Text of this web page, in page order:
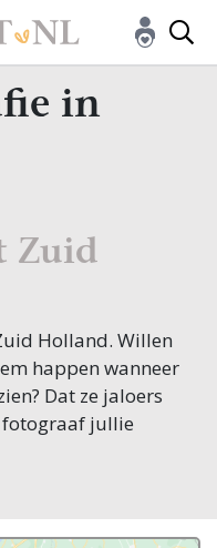
in
Zuid
Holland. Willen
happen wanneer
Dat ze jaloers
fotograaf jullie
een fotograaf op
met de mooiste